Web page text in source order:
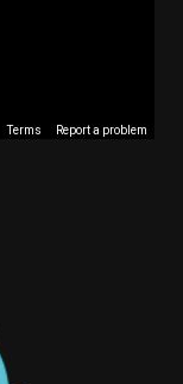
Terms Report a problem